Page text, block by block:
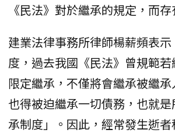
《民法》對於繼承的規定，而存
建業法律事務所律師楊薪頻表
度，過去我國《民法》曾規範
限定繼承，不僅將會繼承被繼
也得被迫繼承一切債務，也就
承制度」。因此，經常發生逝